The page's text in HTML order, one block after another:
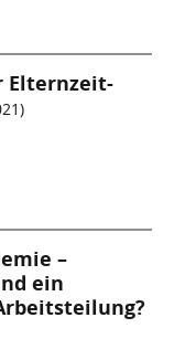
Elternzeit-
–
ein